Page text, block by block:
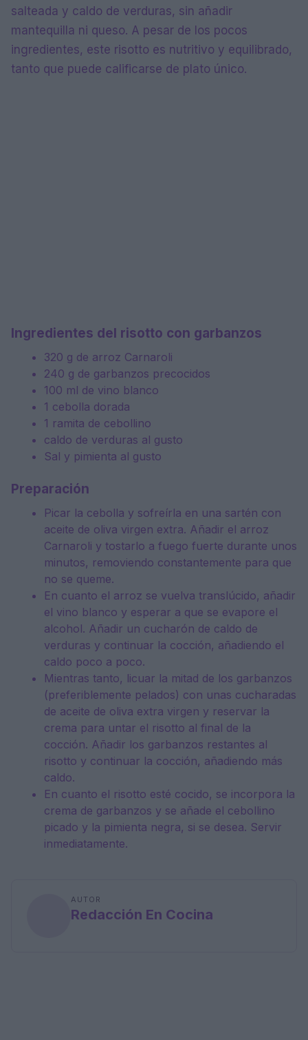
salteada y caldo de verduras, sin añadir
mantequilla ni queso. A pesar de los pocos
ingredientes, este risotto es nutritivo y equilibrado,
tanto que puede calificarse de plato único.
Ingredientes del risotto con garbanzos
320 g de arroz Carnaroli
240 g de garbanzos precocidos
100 ml de vino blanco
1 cebolla dorada
1 ramita de cebollino
caldo de verduras al gusto
Sal y pimienta al gusto
Preparación
Picar la cebolla y sofreírla en una sartén con
aceite de oliva virgen extra. Añadir el arroz
Carnaroli y tostarlo a fuego fuerte durante unos
minutos, removiendo constantemente para que
no se queme.
En cuanto el arroz se vuelva translúcido, añadir
el vino blanco y esperar a que se evapore el
alcohol. Añadir un cucharón de caldo de
verduras y continuar la cocción, añadiendo el
caldo poco a poco.
Mientras tanto, licuar la mitad de los garbanzos
(preferiblemente pelados) con unas cucharadas
de aceite de oliva extra virgen y reservar la
crema para untar el risotto al final de la
cocción. Añadir los garbanzos restantes al
risotto y continuar la cocción, añadiendo más
caldo.
En cuanto el risotto esté cocido, se incorpora la
crema de garbanzos y se añade el cebollino
picado y la pimienta negra, si se desea. Servir
inmediatamente.
AUTOR
Redacción En Cocina